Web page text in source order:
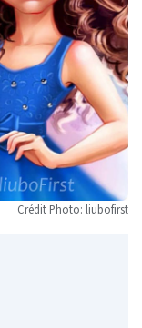
Crédit Photo: liubofirst